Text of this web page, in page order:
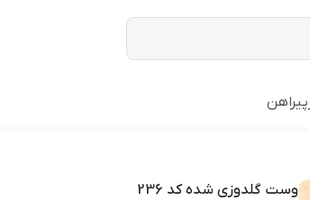
پیراهن
وست گلدوزی شده کد 236